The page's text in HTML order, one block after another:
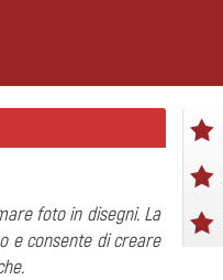
foto in disegni. La
e consente di creare